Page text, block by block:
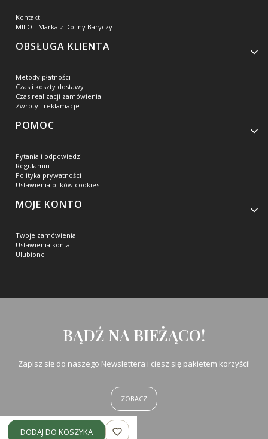
Kontakt
MILO - Marka z Doliny Baryczy
OBSŁUGA KLIENTA
Metody płatności
Czas i koszty dostawy
Czas realizacji zamówienia
Zwroty i reklamacje
POMOC
Pytania i odpowiedzi
Regulamin
Polityka prywatności
Ustawienia plików cookies
MOJE KONTO
Twoje zamówienia
Ustawienia konta
Ulubione
BĄDŹ NA BIEŻĄCO!
Zapisz się do naszego Newslettera i ciesz się pakietem korzyści!
ZOBACZ
DODAJ DO KOSZYKA